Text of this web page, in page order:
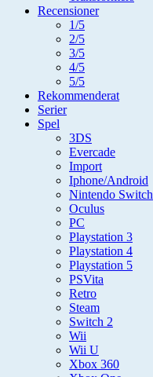
Recensioner
1/5
2/5
3/5
4/5
5/5
Rekommenderat
Serier
Spel
3DS
Evercade
Import
Iphone/Android
Nintendo Switch
Oculus
PC
Playstation 3
Playstation 4
Playstation 5
PSVita
Retro
Steam
Switch 2
Wii
Wii U
Xbox 360